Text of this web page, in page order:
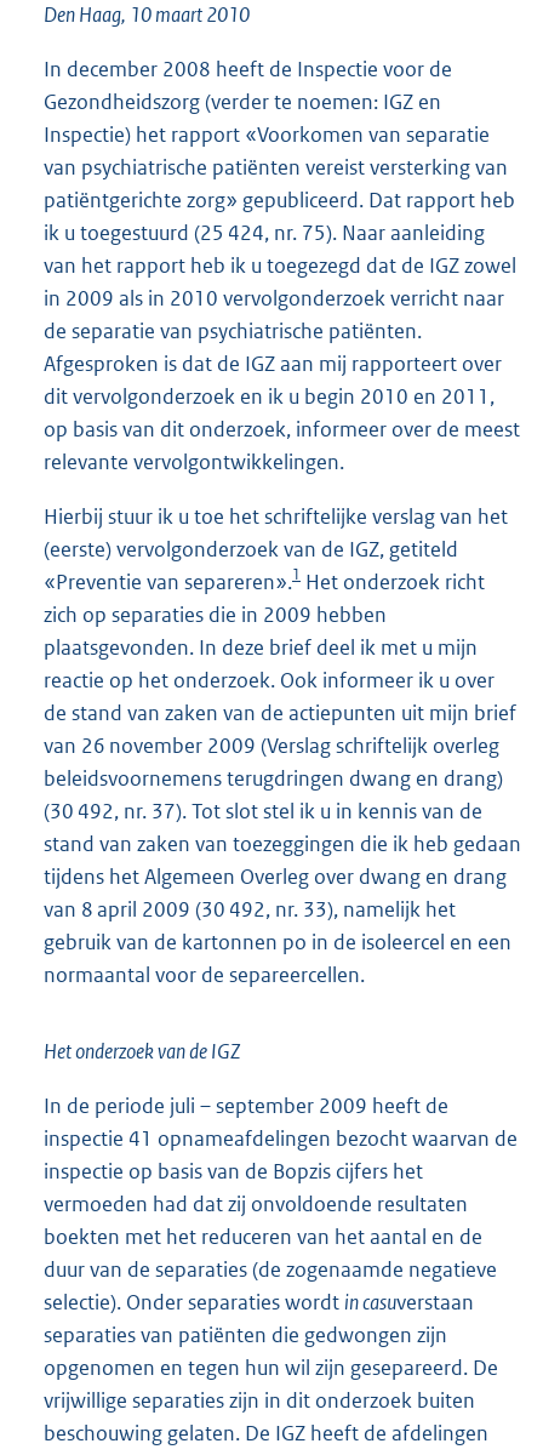
Den Haag, 10 maart 2010
In december 2008 heeft de Inspectie voor de
Gezondheidszorg (verder te noemen: IGZ en
Inspectie) het rapport «Voorkomen van separatie
van psychiatrische patiënten vereist versterking van
patiëntgerichte zorg» gepubliceerd. Dat rapport heb
ik u toegestuurd (25 424, nr. 75). Naar aanleiding
van het rapport heb ik u toegezegd dat de IGZ zowel
in 2009 als in 2010 vervolgonderzoek verricht naar
de separatie van psychiatrische patiënten.
Afgesproken is dat de IGZ aan mij rapporteert over
dit vervolgonderzoek en ik u begin 2010 en 2011,
op basis van dit onderzoek, informeer over de meest
relevante vervolgontwikkelingen.
Hierbij stuur ik u toe het schriftelijke verslag van het
(eerste) vervolgonderzoek van de IGZ, getiteld
«Preventie van separeren».1 Het onderzoek richt
zich op separaties die in 2009 hebben
plaatsgevonden. In deze brief deel ik met u mijn
reactie op het onderzoek. Ook informeer ik u over
de stand van zaken van de actiepunten uit mijn brief
van 26 november 2009 (Verslag schriftelijk overleg
beleidsvoornemens terugdringen dwang en drang)
(30 492, nr. 37). Tot slot stel ik u in kennis van de
stand van zaken van toezeggingen die ik heb gedaan
tijdens het Algemeen Overleg over dwang en drang
van 8 april 2009 (30 492, nr. 33), namelijk het
gebruik van de kartonnen po in de isoleercel en een
normaantal voor de separeercellen.
Het onderzoek van de IGZ
In de periode juli – september 2009 heeft de
inspectie 41 opnameafdelingen bezocht waarvan de
inspectie op basis van de Bopzis cijfers het
vermoeden had dat zij onvoldoende resultaten
boekten met het reduceren van het aantal en de
duur van de separaties (de zogenaamde negatieve
selectie). Onder separaties wordt in casuverstaan
separaties van patiënten die gedwongen zijn
opgenomen en tegen hun wil zijn gesepareerd. De
vrijwillige separaties zijn in dit onderzoek buiten
beschouwing gelaten. De IGZ heeft de afdelingen